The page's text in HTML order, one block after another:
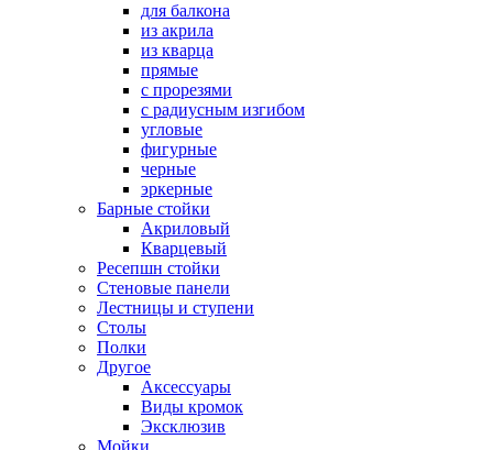
для балкона
из акрила
из кварца
прямые
с прорезями
с радиусным изгибом
угловые
фигурные
черные
эркерные
Барные стойки
Акриловый
Кварцевый
Ресепшн стойки
Стеновые панели
Лестницы и ступени
Столы
Полки
Другое
Аксессуары
Виды кромок
Эксклюзив
Мойки